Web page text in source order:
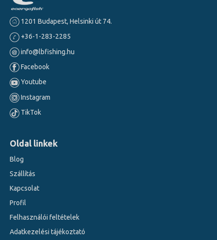
1201 Budapest, Helsinki út 74.
+36-1-283-2285
info@lbfishing.hu
Facebook
Youtube
Instagram
TikTok
Oldal linkek
Blog
Szállítás
Kapcsolat
Profil
Felhasználói feltételek
Adatkezelési tájékoztató